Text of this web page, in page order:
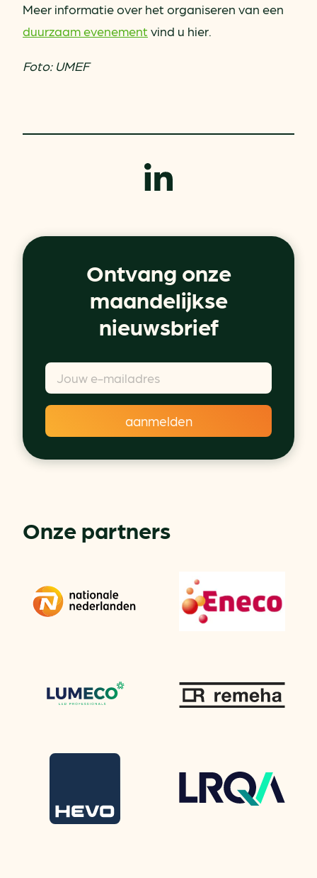
Meer informatie over het organiseren van een
duurzaam evenement vind u hier.
Foto: UMEF
Ontvang onze
maandelijkse
nieuwsbrief
Onze partners